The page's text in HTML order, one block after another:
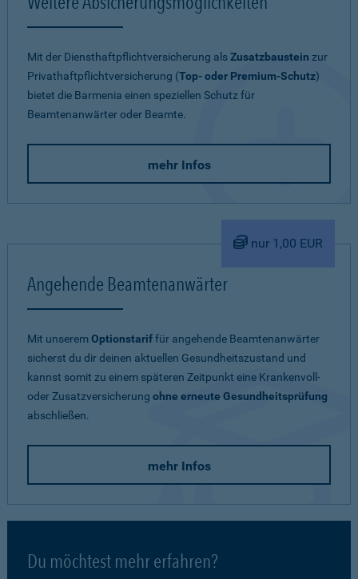
Mit der Diensthaftpflichtversicherung alsZusatzbaustein zur
Privathaftpflichtversicherung (Top- oder Premium-Schutz)
bietet die Barmenia einen speziellen Schutz für
Beamtenanwärter oder Beamte.
mehr Infos
nur 1,00 EUR
Angehende Beamtenanwärter
Mit unseremOptionstariffür angehende Beamtenanwärter
sicherst du dir deinen aktuellen Gesundheitszustand und
kannst somit zu einem späteren Zeitpunkt eine Krankenvoll-
oder Zusatzversicherung ohne erneute Gesundheitsprüfung
abschließen.
mehr Infos
Du möchtest mehr erfahren?